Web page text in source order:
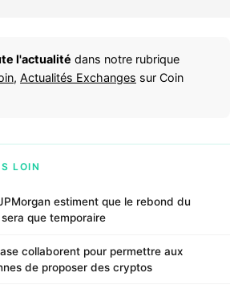
l'actualité dans notre rubrique
, Actualités Exchanges sur Coin
LOIN
estiment que le rebond du
que temporaire
collaborent pour permettre aux
de proposer des cryptos